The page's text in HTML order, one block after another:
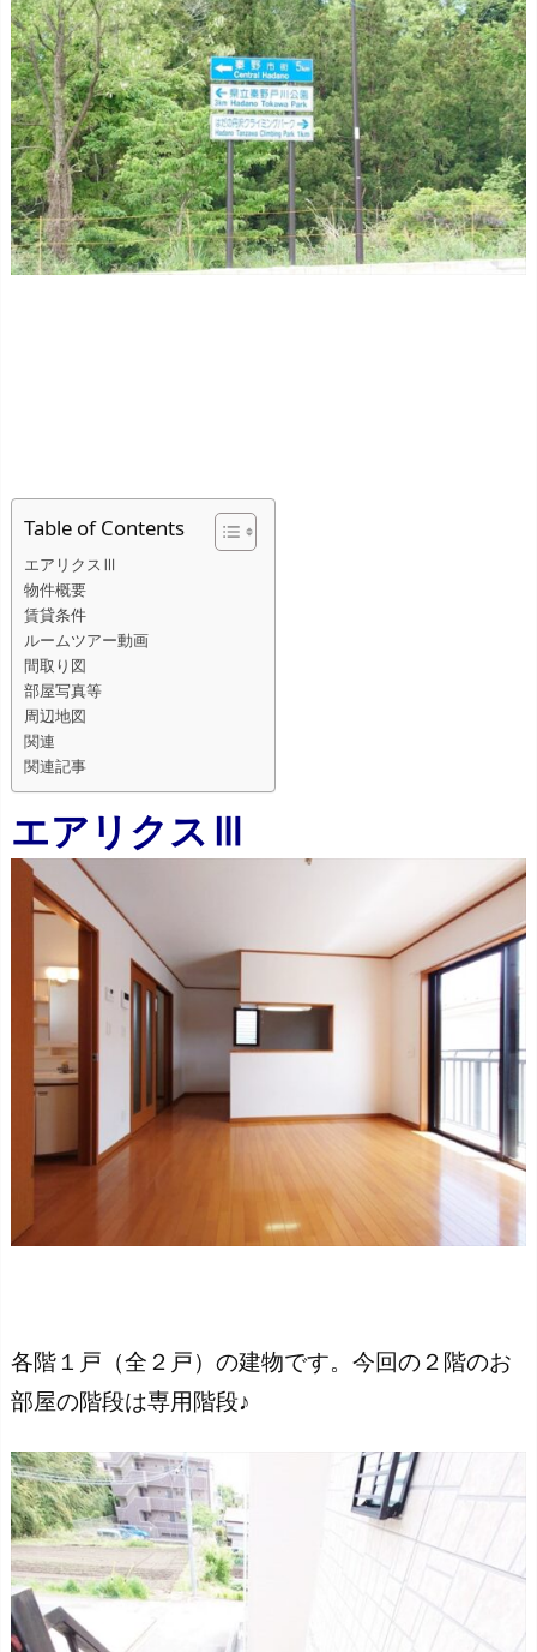
Table of Contents
エアリクスⅢ
物件概要
賃貸条件
ルームツアー動画
間取り図
部屋写真等
周辺地図
関連
関連記事
エアリクスⅢ
各階１戸（全２戸）の建物です。今回の２階のお
部屋の階段は専用階段♪